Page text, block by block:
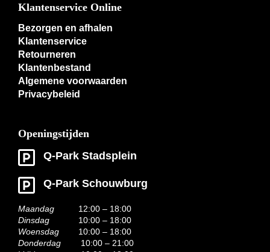
Klantenservice Online
Bezorgen en afhalen
Klantenservice
Retourneren
Klantenbestand
Algemene voorwaarden
Privacybeleid
Openingstijden
Q-Park Stadsplein
Q-Park Schouwburg
Maandag
12:00 – 18:00
Dinsdag
10:00 – 18:00
Woensdag
10:00 – 18:00
Donderdag
10:00 – 21:00